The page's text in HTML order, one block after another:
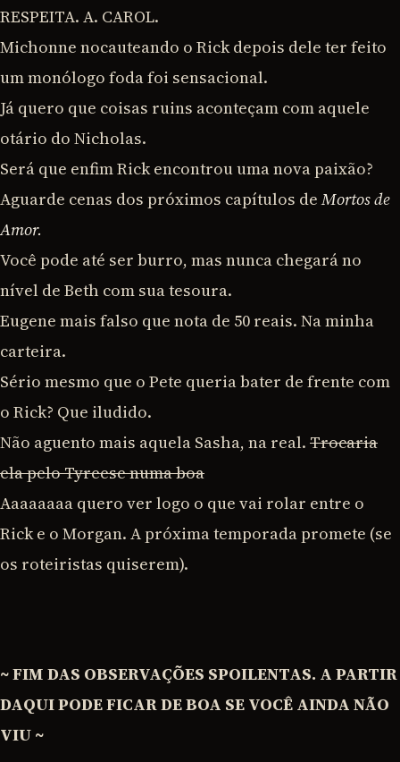
RESPEITA. A. CAROL.
Michonne nocauteando o Rick depois dele ter feito
um monólogo foda foi sensacional.
Já quero que coisas ruins aconteçam com aquele
otário do Nicholas.
Será que enfim Rick encontrou uma nova paixão?
Aguarde cenas dos próximos capítulos deMortos de
Amor.
Você pode até ser burro, mas nunca chegará no
nível de Beth com sua tesoura.
Eugene mais falso que nota de 50 reais. Na minha
carteira.
Sério mesmo que o Pete queria bater de frente com
o Rick? Que iludido.
Não aguento mais aquela Sasha, na real. Trocaria
ela pelo Tyreese numa boa
Aaaaaaaa quero ver logo o que vai rolar entre o
Rick e o Morgan. A próxima temporada promete (se
os roteiristas quiserem).
~ FIM DAS OBSERVAÇÕES SPOILENTAS. A PARTIR
DAQUI PODE FICAR DE BOA SE VOCÊ AINDA NÃO
VIU ~